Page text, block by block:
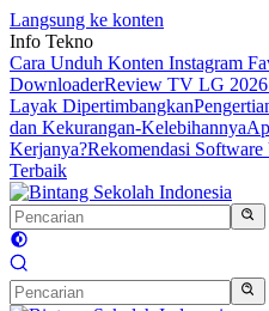
Langsung ke konten
Info Tekno
Cara Unduh Konten Instagram
DownloaderReview TV LG
Layak Dipertimbangkan
dan Kekurangan-Kelebihannya
Kerjanya?Rekomendasi
Terbaik